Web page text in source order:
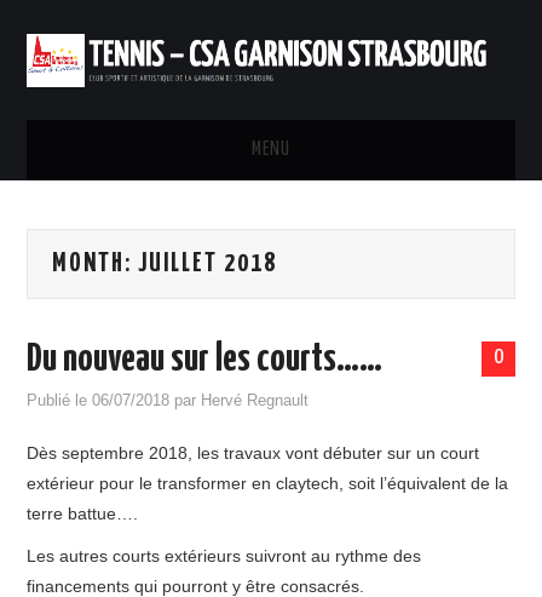
MENU
INSTALLATIONS
RÉSERVATION
PARTENARIAT
CONTACTS
STATUTS ET RÈGLEMENT INTÉRIEUR
MONTH:JUILLET 2018
0
Du nouveau sur les courts……
Publié le06/07/2018 par Hervé Regnault
Dès septembre 2018, les travaux vont débuter sur un court
extérieur pour le transformer en claytech, soit l’équivalent de la
terre battue….
Les autres courts extérieurs suivront au rythme des
financements qui pourront y être consacrés.